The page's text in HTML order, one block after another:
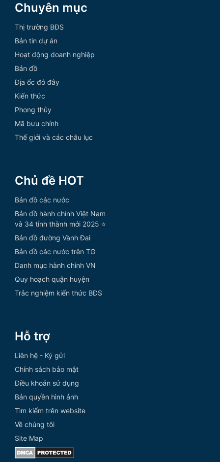
Chuyên mục
Thị trường BĐS
Bản tin dự án
Hoạt động doanh nghiệp
Bản đồ
Địa ốc đó đây
Kiến thức
Phong thủy
Mã bưu chính
Thế giới và các châu lục
Chủ đề HOT
Bản đồ các nước
Bản đồ hành chính Việt Nam
và 34 tỉnh thành mới 2025 ⭐
Bản đồ đường Vành Đai
Bản đồ các nước trên TG
Danh mục hành chính VN
Quy hoạch quận huyện
Trắc nghiệm kiến thức BĐS
Hỗ trợ
Liên hệ - Ký gửi
Chính sách bảo mật
Điều khoản sử dụng
Bản quyền hình ảnh
Tìm kiếm trên website
Về chúng tôi
Site Map